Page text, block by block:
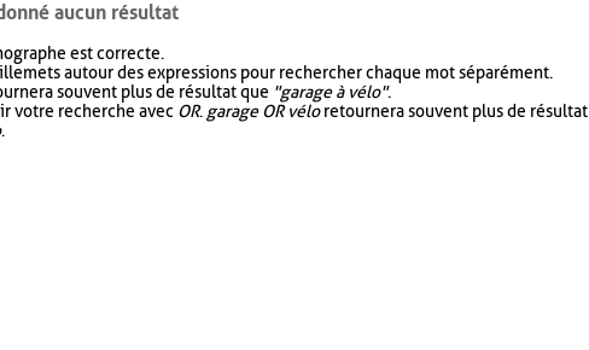
aucun résultat
est correcte.
autour des expressions pour rechercher chaque mot séparément.
souvent plus de résultat que "garage à vélo".
votre recherche avec OR. garage OR véloretournera souvent plus de résultat
.